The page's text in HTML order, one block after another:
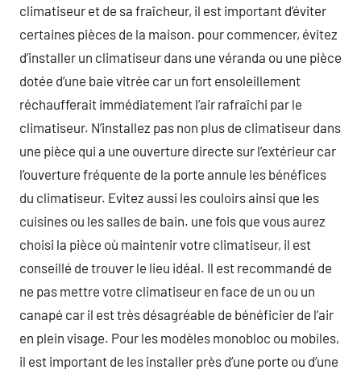
climatiseur et de sa fraîcheur, il est important d’éviter
certaines pièces de la maison. pour commencer, évitez
d’installer un climatiseur dans une véranda ou une pièce
dotée d’une baie vitrée car un fort ensoleillement
réchaufferait immédiatement l’air rafraîchi par le
climatiseur. N’installez pas non plus de climatiseur dans
une pièce qui a une ouverture directe sur l’extérieur car
l’ouverture fréquente de la porte annule les bénéfices
du climatiseur. Evitez aussi les couloirs ainsi que les
cuisines ou les salles de bain. une fois que vous aurez
choisi la pièce où maintenir votre climatiseur, il est
conseillé de trouver le lieu idéal. Il est recommandé de
ne pas mettre votre climatiseur en face de un ou un
canapé car il est très désagréable de bénéficier de l’air
en plein visage. Pour les modèles monobloc ou mobiles,
il est important de les installer près d’une porte ou d’une